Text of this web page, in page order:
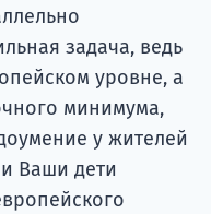
задача, ведь
уровне, а
минимума,
у жителей
Ваши дети